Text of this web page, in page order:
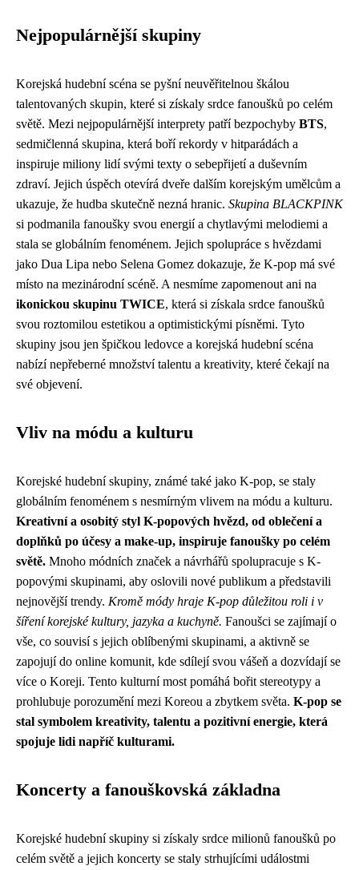
Nejpopulárnější skupiny
Korejská hudební scéna se pyšní neuvěřitelnou škálou
talentovaných skupin, které si získaly srdce fanoušků po celém
světě. Mezi nejpopulárnější interprety patří bezpochyby BTS,
sedmičlenná skupina, která boří rekordy v hitparádách a
inspiruje miliony lidí svými texty o sebepřijetí a duševním
zdraví. Jejich úspěch otevírá dveře dalším korejským umělcům a
ukazuje, že hudba skutečně nezná hranic. Skupina BLACKPINK
si podmanila fanoušky svou energií a chytlavými melodiemi a
stala se globálním fenoménem. Jejich spolupráce s hvězdami
jako Dua Lipa nebo Selena Gomez dokazuje, že K-pop má své
místo na mezinárodní scéně. A nesmíme zapomenout ani na
ikonickou skupinu TWICE, která si získala srdce fanoušků
svou roztomilou estetikou a optimistickými písněmi. Tyto
skupiny jsou jen špičkou ledovce a korejská hudební scéna
nabízí nepřeberné množství talentu a kreativity, které čekají na
své objevení.
Vliv na módu a kulturu
Korejské hudební skupiny, známé také jako K-pop, se staly
globálním fenoménem s nesmírným vlivem na módu a kulturu.
Kreativní a osobitý styl K-popových hvězd, od oblečení a
doplňků po účesy a make-up, inspiruje fanoušky po celém
světě. Mnoho módních značek a návrhářů spolupracuje s K-
popovými skupinami, aby oslovili nové publikum a představili
nejnovější trendy. Kromě módy hraje K-pop důležitou roli i v
šíření korejské kultury, jazyka a kuchyně. Fanoušci se zajímají o
vše, co souvisí s jejich oblíbenými skupinami, a aktivně se
zapojují do online komunit, kde sdílejí svou vášeň a dozvídají se
více o Koreji. Tento kulturní most pomáhá bořit stereotypy a
prohlubuje porozumění mezi Koreou a zbytkem světa. K-pop se
stal symbolem kreativity, talentu a pozitivní energie, která
spojuje lidi napříč kulturami.
Koncerty a fanouškovská základna
Korejské hudební skupiny si získaly srdce milionů fanoušků po
celém světě a jejich koncerty se staly strhujícími událostmi